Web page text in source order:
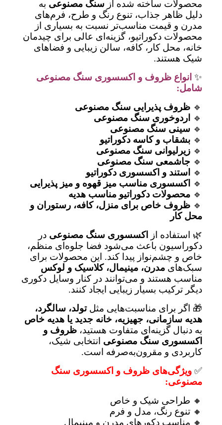
محصولات ساخته شده ازسنگ مصنوعیبه
دلیل ظاهر جذاب، تنوع رنگ و طرح، فرم‌های
مدرن و قیمت مناسب‌تر نسبت به بسیاری از
محصولات دکوراتیو، گزینه‌ای عالی برای چیدمان
خانه، محل کار، کافه، سالن زیبایی و فضاهای
شیک هستند.
انواع ظروف و اکسسوری سنگ مصنوعی
شامل:
ظروف پذیرایی سنگ مصنوعی
اردوخوری سنگ مصنوعی
سینی سنگ مصنوعی
بشقاب و کاسه دکوراتیو
زیرلیوانی سنگ مصنوعی
جاشمعی سنگ مصنوعی
استند و اکسسوری دکوراتیو
اکسسوری مناسب میز قهوه و میز پذیرایی
محصولات دکوراتیو مناسب هدیه
ظروف خاص برای منزل، کافه، رستوران و
محل کار
🌿 استفاده ازاکسسوری سنگ مصنوعیدر
دکوراسیون باعث می‌شود فضا جلوه‌ای منظم،
خاص و چشم‌نواز پیدا کند. این محصولات برای
سبک‌هایمدرن، مینیمال، کلاسیک و لوکس
مناسب هستند و می‌توانند در کنار وسایل دکوری
دیگر ترکیب بسیار زیبایی ایجاد کنند.
🎁 اگر برای مناسبت‌هایی مثل تولد، سالگرد،
هدیه سازمانی، جهیزیه، خانه جدید یا هدیه خاص
به دنبال گزینه‌ای متفاوت هستید،ظروف و
اکسسوری سنگ مصنوعیانتخابی شیک،
کاربردی و مقرون‌به‌صرفه است.
ویژگی‌های ظروف و اکسسوری سنگ
مصنوعی:
🔸 طراحی شیک و خاص
🔸 تنوع رنگ، مدل و فرم
🔸 مناسب دکورهای مدرن و مینیمال